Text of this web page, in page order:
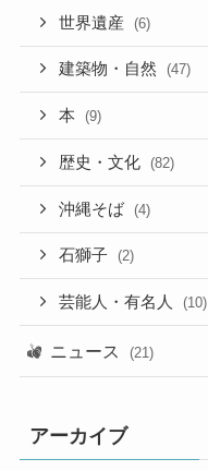
世界遺産 (6)
建築物・自然 (47)
本 (9)
歴史・文化 (82)
沖縄そば (4)
石獅子 (2)
芸能人・有名人 (10)
ニュース (21)
アーカイブ